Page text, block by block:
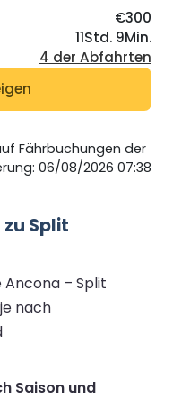
€300
11Std. 9Min.
4 der Abfahrten
Fährbuchungen der
06/08/2026 07:38
Split
– Split
nach
Saison und